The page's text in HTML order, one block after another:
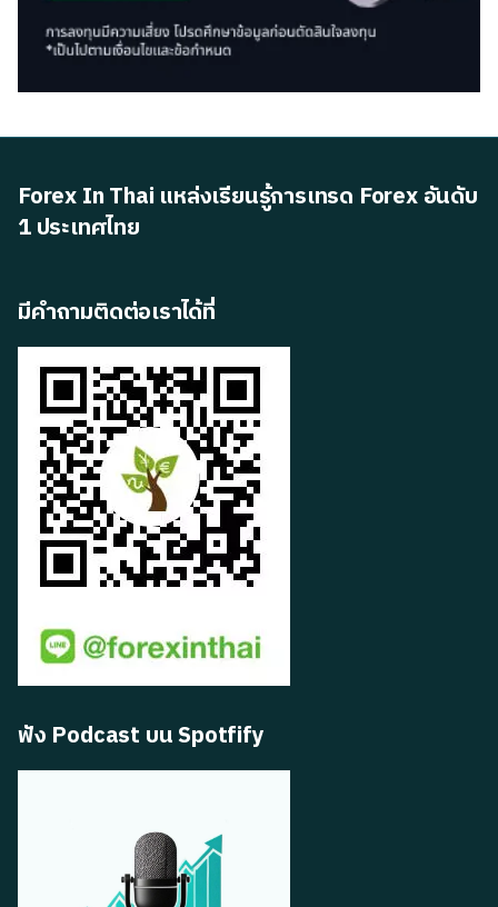
Forex In Thai แหล่งเรียนรู้การเทรด Forex อันดับ
1 ประเทศไทย
มีคำถามติดต่อเราได้ที่
ฟัง Podcast บน Spotfify